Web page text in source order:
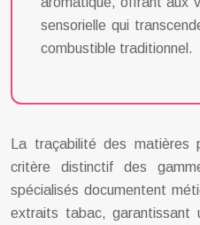
sensorielle qui
combustible traditionnel.
La traçabilité des matières
critère distinctif des
spécialisés documentent
extraits tabac, garantissant